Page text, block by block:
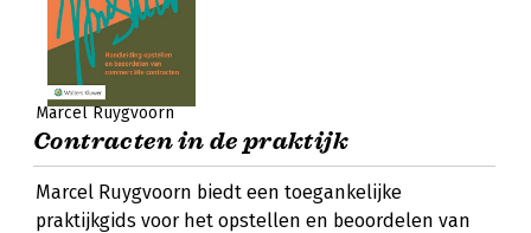
Marcel Ruygvoorn
Contracten in de praktijk
Marcel Ruygvoorn biedt een toegankelijke
praktijkgids voor het opstellen en beoordelen van